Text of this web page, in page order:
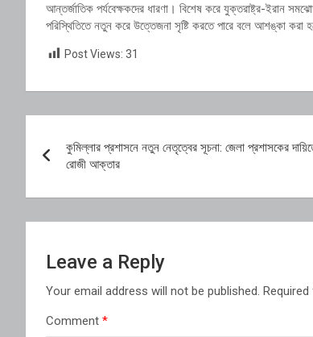
আন্তর্জাতিক পর্যবেক্ষকদের ধারণা। বিশেষ করে যুক্তরাষ্ট্র-ইরান
পরিস্থিতিতে নতুন করে উত্তেজনা সৃষ্টি করতে পারে বলে আশঙ্কা করা
Post Views: 31
navigation
কুমিল্লার প্রশাসনে নতুন নেতৃত্বের সূচনা: জেলা প্রশাসকের
রোজী আক্তার
Leave a Reply
Your email address will not be published.
Comment *